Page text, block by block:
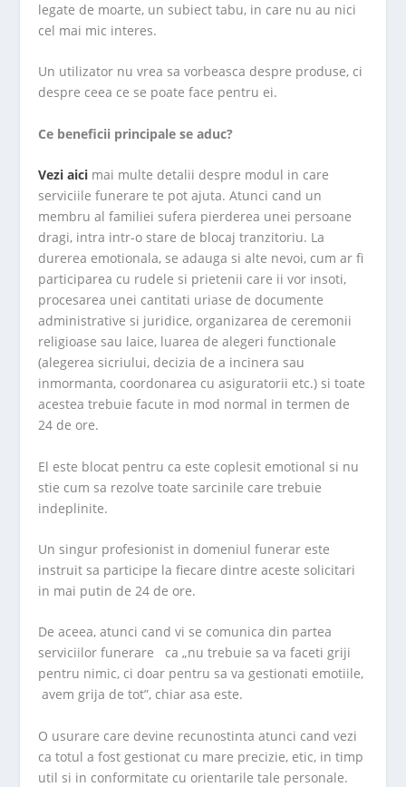
legate de moarte, un subiect tabu, in care nu au nici
cel mai mic interes.
Un utilizator nu vrea sa vorbeasca despre produse, ci
despre ceea ce se poate face pentru ei.
Ce beneficii principale se aduc?
Vezi aici mai multe detalii despre modul in care
serviciile funerare te pot ajuta. Atunci cand un
membru al familiei sufera pierderea unei persoane
dragi, intra intr-o stare de blocaj tranzitoriu. La
durerea emotionala, se adauga si alte nevoi, cum ar fi
participarea cu rudele si prietenii care ii vor insoti,
procesarea unei cantitati uriase de documente
administrative si juridice, organizarea de ceremonii
religioase sau laice, luarea de alegeri functionale
(alegerea sicriului, decizia de a incinera sau
inmormanta, coordonarea cu asiguratorii etc.) si toate
acestea trebuie facute in mod normal in termen de
24 de ore.
El este blocat pentru ca este coplesit emotional si nu
stie cum sa rezolve toate sarcinile care trebuie
indeplinite.
Un singur profesionist in domeniul funerar este
instruit sa participe la fiecare dintre aceste solicitari
in mai putin de 24 de ore.
De aceea, atunci cand vi se comunica din partea
serviciilor funerare ca „nu trebuie sa va faceti griji
pentru nimic, ci doar pentru sa va gestionati emotiile,
avem grija de tot”, chiar asa este.
O usurare care devine recunostinta atunci cand vezi
ca totul a fost gestionat cu mare precizie, etic, in timp
util si in conformitate cu orientarile tale personale.